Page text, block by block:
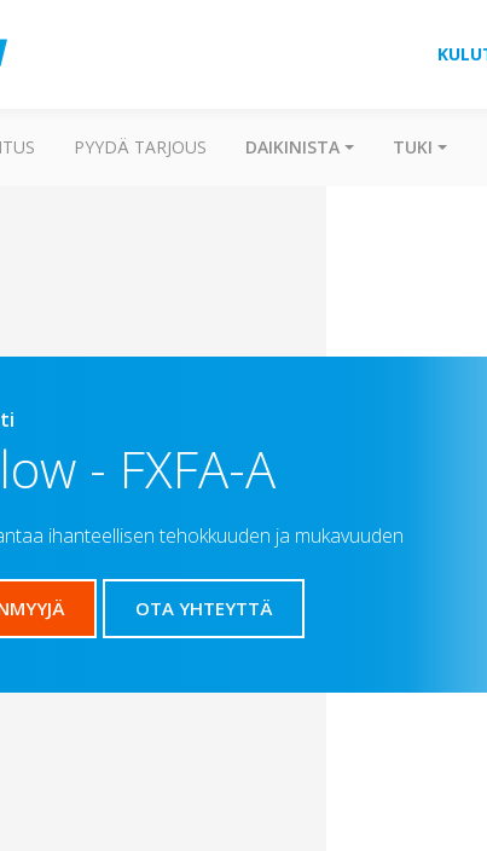
PYYDÄ TARJOUS DAIKINISTA TUKI
- FXFA-A
ihanteellisen tehokkuuden ja mukavuuden
OTA YHTEYTTÄ